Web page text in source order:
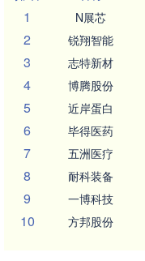
1
N展芯
2 锐翔智能
3 志特新材
4 博腾股份
5 近岸蛋白
6 毕得医药
7 五洲医疗
8 耐科装备
9 一博科技
10 方邦股份